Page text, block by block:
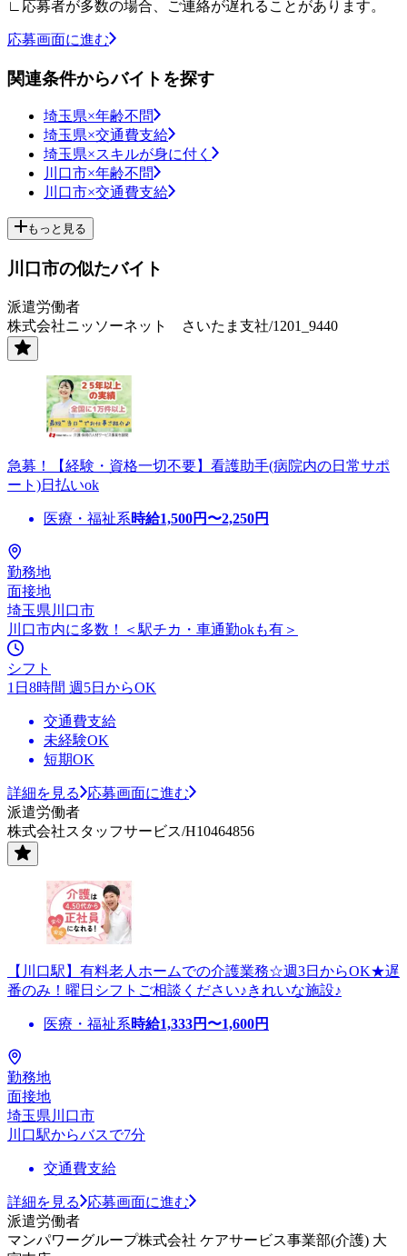
∟応募者が多数の場合、ご連絡が遅れることがあります。
応募画面に進む
関連条件からバイトを探す
埼玉県×年齢不問
埼玉県×交通費支給
埼玉県×スキルが身に付く
川口市×年齢不問
川口市×交通費支給
もっと見る
川口市の似たバイト
派遣労働者
株式会社ニッソーネット さいたま支社/1201_9440
急募！【経験・資格一切不要】看護助手(病院内の日常サポ
ート)日払いok
医療・福祉系時給1,500円〜2,250円
勤務地
面接地
埼玉県川口市
川口市内に多数！＜駅チカ・車通勤okも有＞
シフト
1日8時間 週5日からOK
交通費支給
未経験OK
短期OK
詳細を見る
応募画面に進む
派遣労働者
株式会社スタッフサービス/H10464856
【川口駅】有料老人ホームでの介護業務☆週3日からOK★遅
番のみ！曜日シフトご相談ください♪きれいな施設♪
医療・福祉系時給1,333円〜1,600円
勤務地
面接地
埼玉県川口市
川口駅からバスで7分
交通費支給
詳細を見る
応募画面に進む
派遣労働者
マンパワーグループ株式会社 ケアサービス事業部(介護) 大